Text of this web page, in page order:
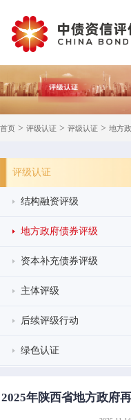
首页 > 评级认证 > 评级认证 > 地方
评级认证
结构融资评级
地方政府债券评级
资本补充债券评级
主体评级
后续评级行动
绿色认证
2025年陕西省地方政府